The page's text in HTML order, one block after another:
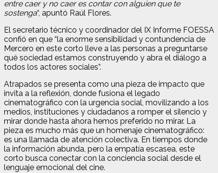
entre caer y no caer es contar con alguien que te
sostenga“, apuntó Raúl Flores.
El secretario técnico y coordinador del IX Informe FOESSA
confió en que “la enorme sensibilidad y contundencia de
Mercero en este corto lleve a las personas a preguntarse
qué sociedad estamos construyendo y abra el diálogo a
todos los actores sociales”.
Atrapados se presenta como una pieza de impacto que
invita a la reflexión, donde fusiona el legado
cinematográfico con la urgencia social, movilizando a los
medios, instituciones y ciudadanos a romper el silencio y
mirar donde hasta ahora hemos preferido no mirar. La
pieza es mucho más que un homenaje cinematográfico:
es una llamada de atención colectiva. En tiempos donde
la información abunda, pero la empatía escasea, este
corto busca conectar con la conciencia social desde el
lenguaje emocional del cine.